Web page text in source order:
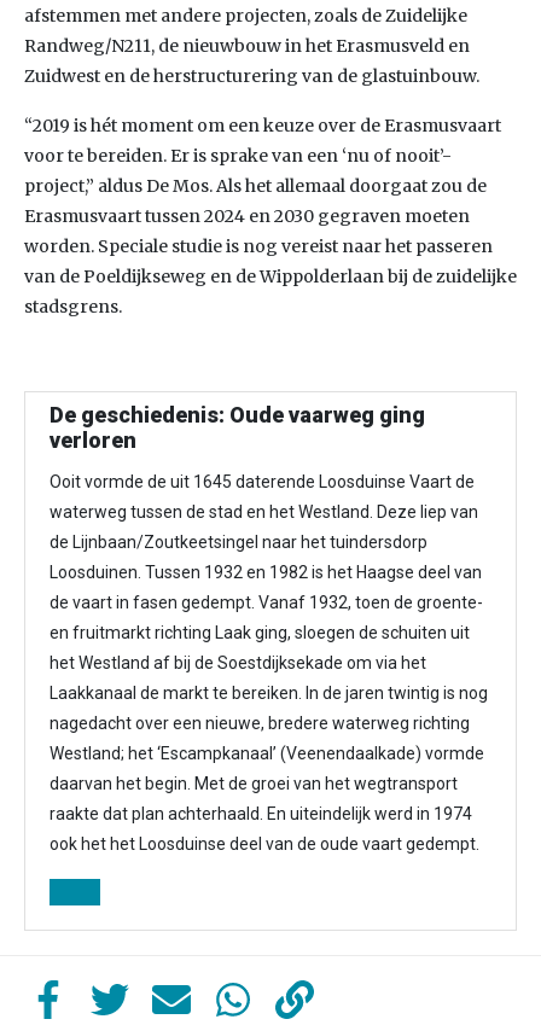
afstemmen met andere projecten, zoals de Zuidelijke
Randweg/N211, de nieuwbouw in het Erasmusveld en
Zuidwest en de herstructurering van de glastuinbouw.
“2019 is hét moment om een keuze over de Erasmusvaart
voor te bereiden. Er is sprake van een ‘nu of nooit’-
project,” aldus De Mos. Als het allemaal doorgaat zou de
Erasmusvaart tussen 2024 en 2030 gegraven moeten
worden. Speciale studie is nog vereist naar het passeren
van de Poeldijkseweg en de Wippolderlaan bij de zuidelijke
stadsgrens.
De geschiedenis: Oude vaarweg ging
verloren
Ooit vormde de uit 1645 daterende Loosduinse Vaart de
waterweg tussen de stad en het Westland. Deze liep van
de Lijnbaan/Zoutkeetsingel naar het tuindersdorp
Loosduinen. Tussen 1932 en 1982 is het Haagse deel van
de vaart in fasen gedempt. Vanaf 1932, toen de groente-
en fruitmarkt richting Laak ging, sloegen de schuiten uit
het Westland af bij de Soestdijksekade om via het
Laakkanaal de markt te bereiken. In de jaren twintig is nog
nagedacht over een nieuwe, bredere waterweg richting
Westland; het ‘Escampkanaal’ (Veenendaalkade) vormde
daarvan het begin. Met de groei van het wegtransport
raakte dat plan achterhaald. En uiteindelijk werd in 1974
ook het het Loosduinse deel van de oude vaart gedempt.